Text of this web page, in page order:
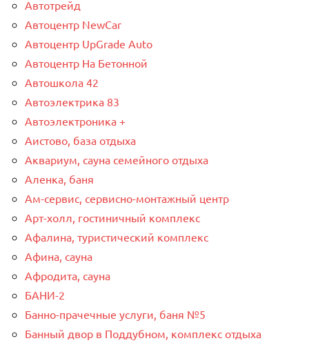
Автотрейд
Автоцентр NewCar
Автоцентр UpGrade Auto
Автоцентр На Бетонной
Автошкола 42
Автоэлектрика 83
Автоэлектроника +
Аистово, база отдыха
Аквариум, сауна семейного отдыха
Аленка, баня
Ам-сервис, сервисно-монтажный центр
Арт-холл, гостиничный комплекс
Афалина, туристический комплекс
Афина, сауна
Афродита, сауна
БАНИ-2
Банно-прачечные услуги, баня №5
Банный двор в Поддубном, комплекс отдыха